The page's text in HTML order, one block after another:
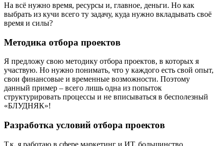
На всё нужно время, ресурсы и, главное, деньги. Но как
выбрать из кучи всего ту задачу, куда нужно вкладывать своё
время и силы?
Методика отбора проектов
Я предложу свою методику отбора проектов, в которых я
участвую. Но нужно понимать, что у каждого есть свой опыт,
свои финансовые и временные возможности. Поэтому
данный пример – всего лишь одна из попыток
структурировать процессы и не вписываться в бесполезный
«БЛУДНЯК»!
Разработка условий отбора проектов
Т.к. я работаю в сфере маркетинг и ИТ, большинство